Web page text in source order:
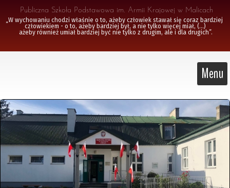
Publiczna Szkoła Podstawowa im. Armii Krajowej w Malicach
„W wychowaniu chodzi właśnie o to, ażeby człowiek stawał się coraz bardziej
człowiekiem - o to, ażeby bardziej był, a nie tylko więcej miał, (...)
ażeby również umiał bardziej być nie tylko z drugim, ale i dla drugich”.
Menu